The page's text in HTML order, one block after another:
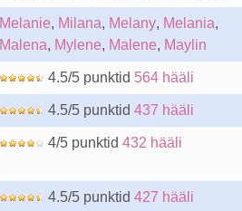
Melanie, Milana, Melany, Melania,
Malena, Mylene, Malene, Maylin
4.5/5 punktid 564 hääli
4.5/5 punktid 437 hääli
4/5 punktid 432 hääli
4.5/5 punktid 427 hääli